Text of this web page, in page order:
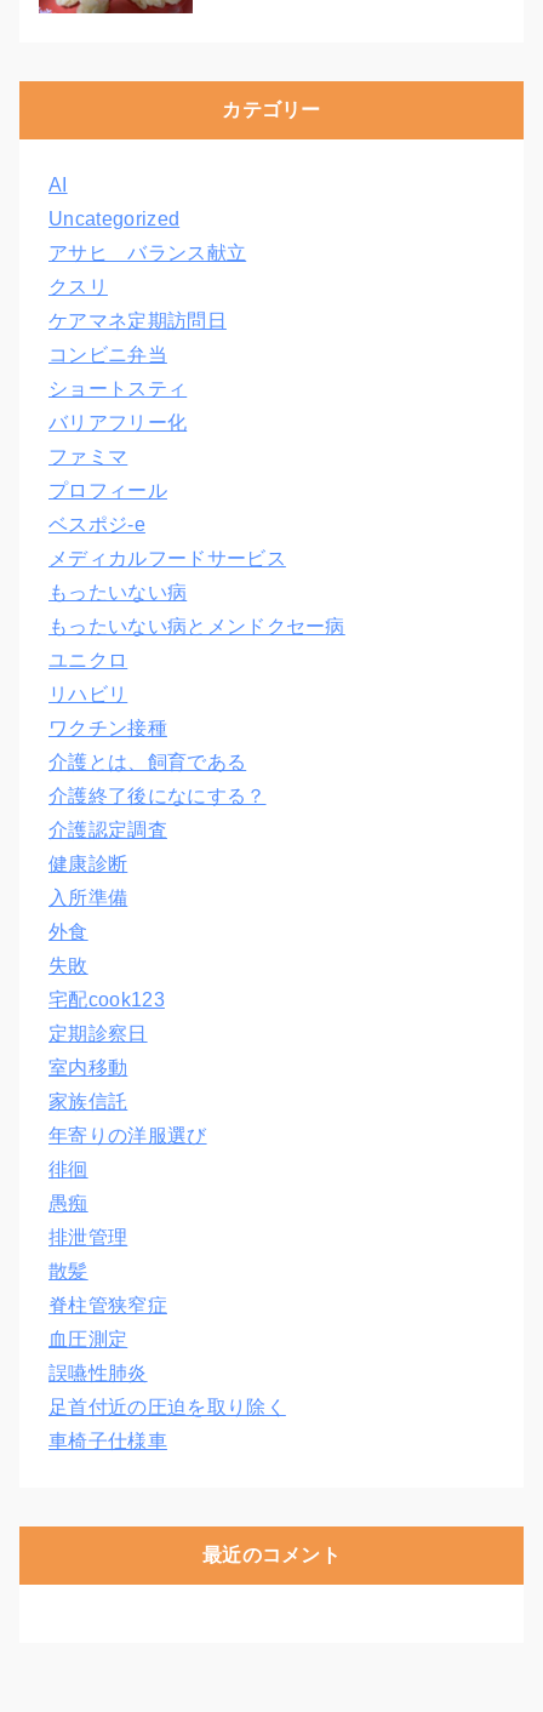
カテゴリー
AI
Uncategorized
アサヒ バランス献立
クスリ
ケアマネ定期訪問日
コンビニ弁当
ショートスティ
バリアフリー化
ファミマ
プロフィール
ベスポジ-e
メディカルフードサービス
もったいない病
もったいない病とメンドクセー病
ユニクロ
リハビリ
ワクチン接種
介護とは、飼育である
介護終了後になにする？
介護認定調査
健康診断
入所準備
外食
失敗
宅配cook123
定期診察日
室内移動
家族信託
年寄りの洋服選び
徘徊
愚痴
排泄管理
散髪
脊柱管狭窄症
血圧測定
誤嚥性肺炎
足首付近の圧迫を取り除く
車椅子仕様車
最近のコメント